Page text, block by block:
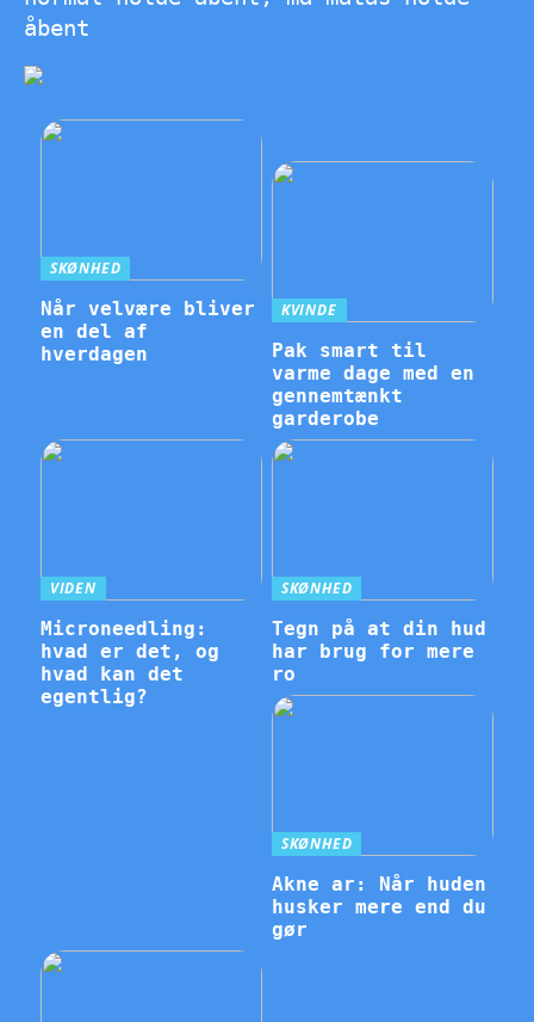
åbent
SKØNHED
Når velvære bliver
en del af
hverdagen
KVINDE
Pak smart til
varme dage med en
gennemtænkt
garderobe
VIDEN
Microneedling:
hvad er det, og
hvad kan det
egentlig?
SKØNHED
Tegn på at din hud
har brug for mere
ro
SKØNHED
Akne ar: Når huden
husker mere end du
gør